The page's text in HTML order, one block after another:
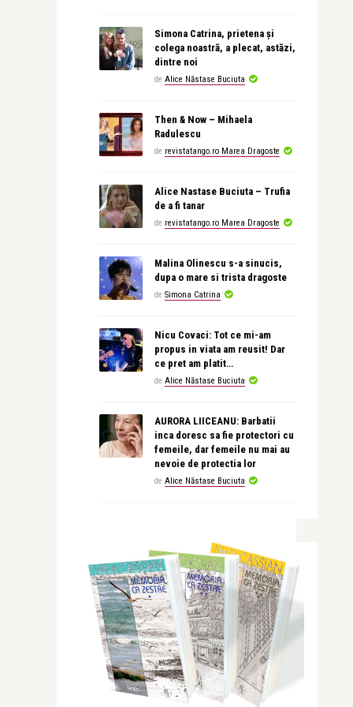
Simona Catrina, prietena și
colega noastră, a plecat, astăzi,
dintre noi
de Alice Năstase Buciuta
Then & Now – Mihaela
Radulescu
de revistatango.ro Marea Dragoste
Alice Nastase Buciuta – Trufia
de a fi tanar
de revistatango.ro Marea Dragoste
Malina Olinescu s-a sinucis,
dupa o mare si trista dragoste
de Simona Catrina
Nicu Covaci: Tot ce mi-am
propus in viata am reusit! Dar
ce pret am platit…
de Alice Năstase Buciuta
AURORA LIICEANU: Barbatii
inca doresc sa fie protectori cu
femeile, dar femeile nu mai au
nevoie de protectia lor
de Alice Năstase Buciuta